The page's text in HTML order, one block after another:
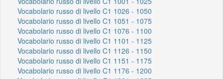
Vocabolario russo di livello C1 1026 - 1050
Vocabolario russo di livello C1 1051 - 1075
Vocabolario russo di livello C1 1076 - 1100
Vocabolario russo di livello C1 1101 - 1125
Vocabolario russo di livello C1 1126 - 1150
Vocabolario russo di livello C1 1151 - 1175
Vocabolario russo di livello C1 1176 - 1200